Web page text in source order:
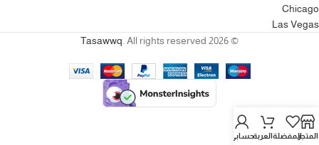
Chicago
Las Vegas
© 2026
Tasawwq . All rights reserved
المتجرالمفضلةالعربةحسابي